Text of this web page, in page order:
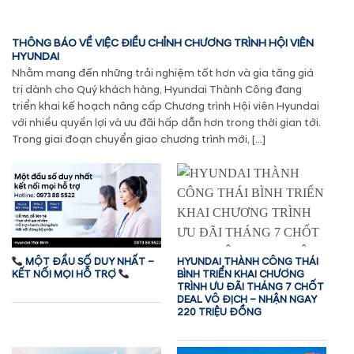
THÔNG BÁO VỀ VIỆC ĐIỀU CHỈNH CHƯƠNG TRÌNH HỘI VIÊN
HYUNDAI
Nhằm mang đến những trải nghiệm tốt hơn và gia tăng giá
trị dành cho Quý khách hàng, Hyundai Thành Công đang
triển khai kế hoạch nâng cấp Chương trình Hội viên Hyundai
với nhiều quyền lợi và ưu đãi hấp dẫn hơn trong thời gian tới.
Trong giai đoạn chuyển giao chương trình mới, […]
MỘT ĐẦU SỐ DUY NHẤT –
KẾT NỐI MỌI HỖ TRỢ
HYUNDAI THÀNH CÔNG THÁI
BÌNH TRIỂN KHAI CHƯƠNG
TRÌNH ƯU ĐÃI THÁNG 7 CHỐT
DEAL VÔ ĐỊCH – NHẬN NGAY
220 TRIỆU ĐỒNG